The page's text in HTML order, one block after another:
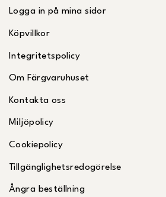
Logga in på mina sidor
Köpvillkor
Integritetspolicy
Om Färgvaruhuset
Kontakta oss
Miljöpolicy
Cookiepolicy
Tillgänglighetsredogörelse
Ångra beställning